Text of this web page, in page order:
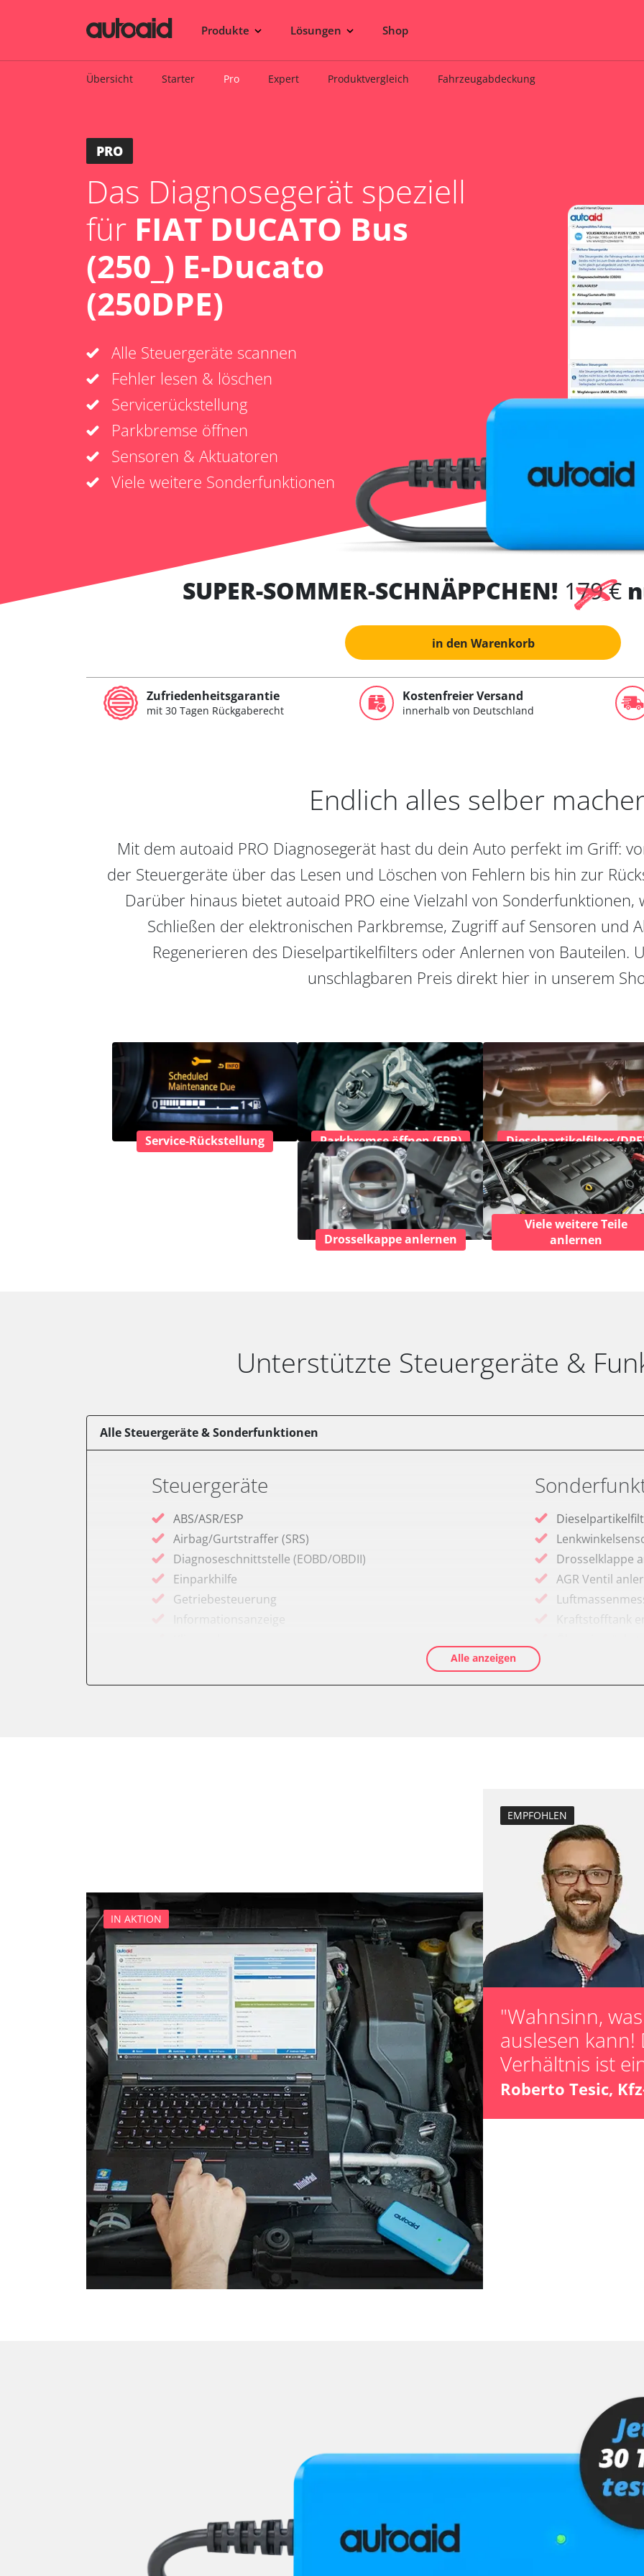
Produkte Lösungen Shop
Übersicht Starter Pro Expert Produktvergleich Fahrzeugabdeckung
PRO
Das Diagnosegerät speziell
für FIAT DUCATO Bus
(250_) E-Ducato
(250DPE)
Alle Steuergeräte scannen
Fehler lesen & löschen
Servicerückstellung
Parkbremse öffnen
Sensoren & Aktuatoren
Viele weitere Sonderfunktionen
SUPER-SOMMER-SCHNÄPPCHEN! 179 €
in den Warenkorb
Zufriedenheitsgarantie
mit 30 Tagen Rückgaberecht
Kostenfreier Versand
innerhalb von Deutschland
Endlich alles selber
Mit dem autoaid PRO Diagnosegerät hast du dein Auto perfekt im Griff:
der Steuergeräte über das Lesen und Löschen von Fehlern bis hin zur
Darüber hinaus bietet autoaid PRO eine Vielzahl von Sonderfunktionen,
Schließen der elektronischen Parkbremse, Zugriff auf Sensoren und
Regenerieren des Dieselpartikelfilters oder Anlernen von Bauteilen.
unschlagbaren Preis direkt hier in unserem
Service-Rückstellung Parkbremse öffnen (EPB) Dieselpartikelfilter
Drosselkappe anlernen
Viele weitere Teile
anlernen
Unterstützte Steuergeräte &
Alle Steuergeräte & Sonderfunktionen
Steuergeräte
ABS/ASR/ESP
Airbag/Gurtstraffer (SRS)
Diagnoseschnittstelle (EOBD/OBDII)
Einparkhilfe
Getriebesteuerung
Informationsanzeige
Drosselklappe
AGR Ventil
Kraftstofftank
Lamdasonde
Raildrucksensor
Reset nach
Turbolader
Zurücksetzen
Zurücksetzen
Verfügbarkeit abhängig von Modell, Motorisierung, Ausstattung und Konfiguration
Alle anzeigen
IN AKTION
EMPFOHLEN
"Wahnsinn,
auslesen kann!
Verhältnis ist
Roberto Tesic,